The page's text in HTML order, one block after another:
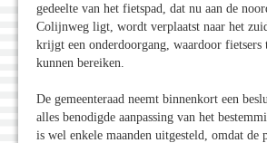
gedeelte van het fietspad, dat nu aan de
Colijnweg ligt, wordt verplaatst naar het
krijgt een onderdoorgang, waardoor fietsers
kunnen bereiken.
De gemeenteraad neemt binnenkort een
alles benodigde aanpassing van het
is wel enkele maanden uitgesteld, omdat de